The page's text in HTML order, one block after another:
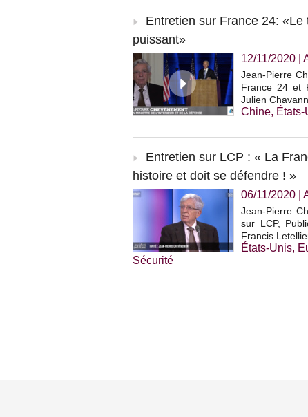
Entretien sur France 24:
puissant»
12/11/2020
Jean-Pierre
France 24 et
Julien
Chine, États-
Entretien sur LCP : « La
histoire et doit se défendre ! »
06/11/2020
Jean-Pierre
sur LCP,
Francis
États-Unis,
Sécurité